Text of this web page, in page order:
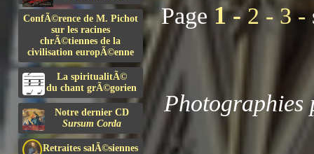
ConfÃ©rence de M. Pichot
sur les racines
chrÃ©tiennes de la
civilisation europÃ©enne
La spiritualitÃ©
du chant grÃ©gorien
Notre dernier CD
Sursum Corda
Retraites salÃ©siennes
Page 1 -2 -3 -
Photographies